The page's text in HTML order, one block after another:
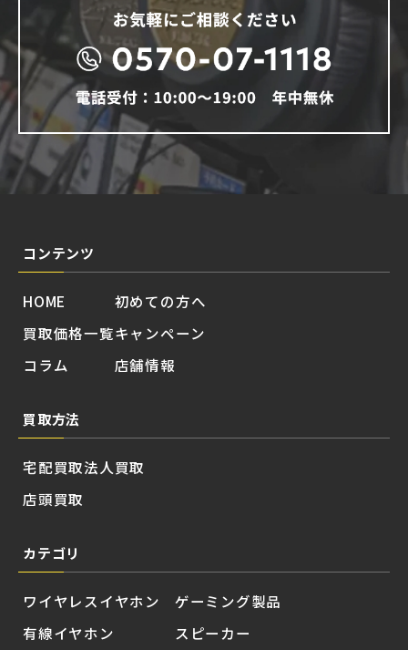
コンテンツ
HOME
買取価格一覧
コラム
初めての方へ
キャンペーン
店舗情報
買取方法
宅配買取
店頭買取
法人買取
カテゴリ
ワイヤレスイヤホン
有線イヤホン
ゲーミング製品
スピーカー